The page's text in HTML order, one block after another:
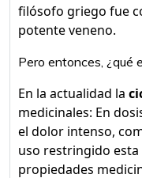
filósofo griego fue
potente veneno.
Pero entonces, ¿qué
En la actualidad la
medicinales: En
el dolor intenso,
uso restringido
propiedades